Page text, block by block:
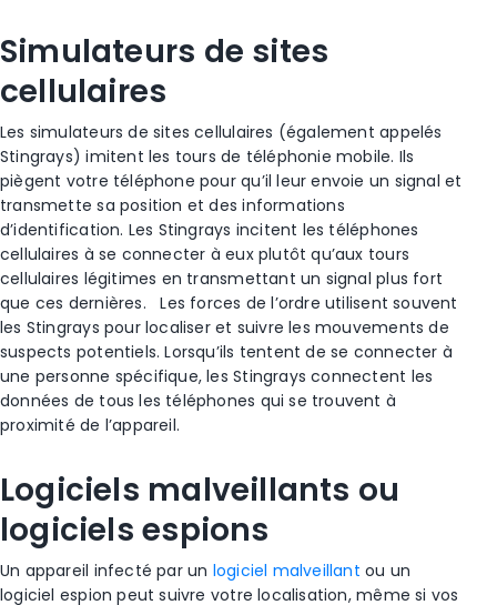
Simulateurs de sites
cellulaires
Les simulateurs de sites cellulaires (également appelés
Stingrays) imitent les tours de téléphonie mobile. Ils
piègent votre téléphone pour qu’il leur envoie un signal et
transmette sa position et des informations
d’identification. Les Stingrays incitent les téléphones
cellulaires à se connecter à eux plutôt qu’aux tours
cellulaires légitimes en transmettant un signal plus fort
que ces dernières.
Les forces de l’ordre utilisent souvent
les Stingrays pour localiser et suivre les mouvements de
suspects potentiels. Lorsqu’ils tentent de se connecter à
une personne spécifique, les Stingrays connectent les
données de tous les téléphones qui se trouvent à
proximité de l’appareil.
Logiciels malveillants ou
logiciels espions
Un appareil infecté par un logiciel malveillant ou un
logiciel espion peut suivre votre localisation, même si vos